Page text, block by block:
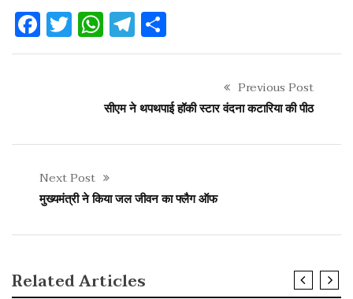
Facebook
Twitter
WhatsApp
Telegram
Previous Post
सीएम ने थपथपाई हॉकी स्टार वंदना कटारिया की पीठ
Next Post
मुख्यमंत्री ने किया जल जीवन का फ्लैग ऑफ
Related Articles